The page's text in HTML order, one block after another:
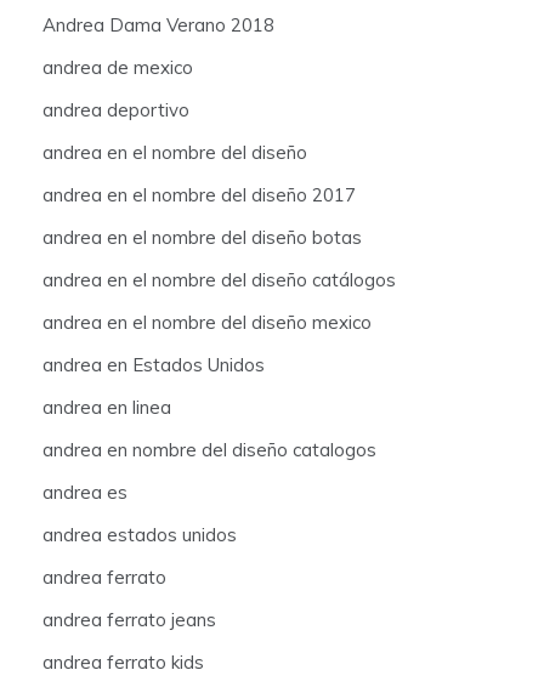
Andrea Dama Verano 2018
andrea de mexico
andrea deportivo
andrea en el nombre del diseño
andrea en el nombre del diseño 2017
andrea en el nombre del diseño botas
andrea en el nombre del diseño catálogos
andrea en el nombre del diseño mexico
andrea en Estados Unidos
andrea en linea
andrea en nombre del diseño catalogos
andrea es
andrea estados unidos
andrea ferrato
andrea ferrato jeans
andrea ferrato kids